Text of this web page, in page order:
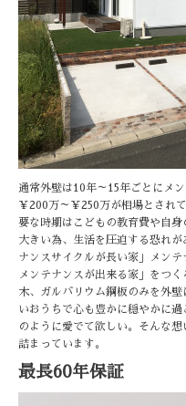
通常外壁は10年～15年ごとにメ
￥200万～￥250万が相場とされ
要な時期はこどもの教育費や自
大きい為、生活を圧迫する恐れ
ナンスサイクルが長い家」メン
メンテナンスが出来る家」をつ
木、ガルバリウム鋼板のみを外
いおうちで心も豊かに穏やかに
のように愛でて欲しい。そんな
詰まっています。
最長60年保証